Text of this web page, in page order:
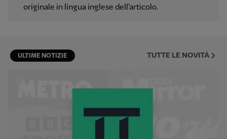
originale in lingua inglese dell'articolo.
ULTIME NOTIZIE TUTTE LE NOVITÀ